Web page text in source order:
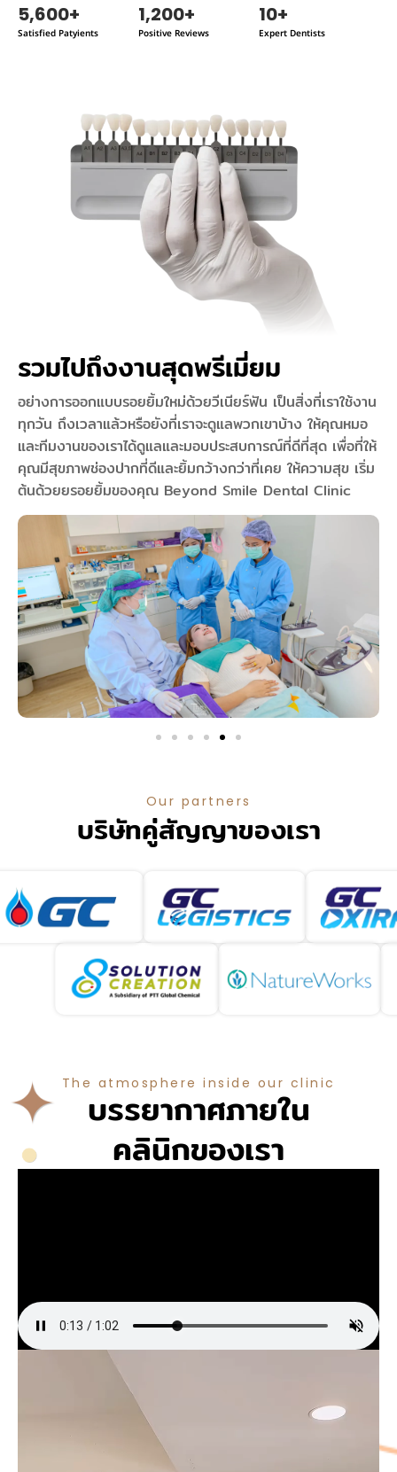
Satisfied Patyients
5,600+
Positive Reviews
1,200+
Expert Dentists
10+
รวมไปถึงงานสุดพรีเมี่ยม
อย่างการออกแบบรอยยิ้มใหม่ด้วยวีเนียร์ฟัน เป็นสิ่งที่เราใช้งาน
ทุกวัน ถึงเวลาแล้วหรือยังที่เราจะดูแลพวกเขาบ้าง ให้คุณหมอ
และทีมงานของเราได้ดูแลและมอบประสบการณ์ที่ดีที่สุด เพื่อที่ให้
คุณมีสุขภาพช่องปากที่ดีและยิ้มกว้างกว่าที่เคย ให้ความสุข เริ่ม
ต้นด้วยยรอยยิ้มของคุณ Beyond Smile Dental Clinic
Our partners
บริษัทคู่สัญญาของเรา
The atmosphere inside our clinic
บรรยากาศภายใน
คลินิกของเรา